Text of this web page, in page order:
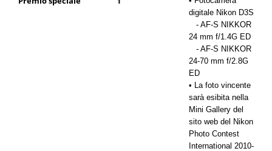
digitale Nikon D3S
- AF-S NIKKOR
24 mm f/1.4G ED
- AF-S NIKKOR
24-70 mm f/2.8G
ED
• La foto vincente
sarà esibita nella
Mini Gallery del
sito web del Nikon
Photo Contest
International 2010-